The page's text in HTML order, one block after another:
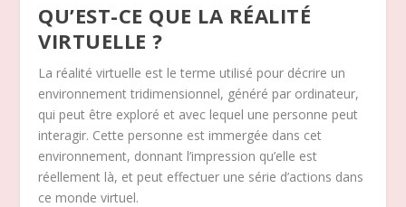
QU’EST-CE QUE LA RÉALITÉ
VIRTUELLE ?
La réalité virtuelle est le terme utilisé pour décrire un
environnement tridimensionnel, généré par ordinateur,
qui peut être exploré et avec lequel une personne peut
interagir. Cette personne est immergée dans cet
environnement, donnant l’impression qu’elle est
réellement là, et peut effectuer une série d’actions dans
ce monde virtuel.